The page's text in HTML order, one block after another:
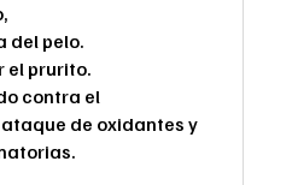
del pelo.
el prurito.
contra el
de oxidantes y